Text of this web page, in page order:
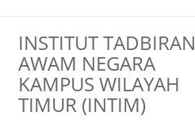
INSTITUT TADBIRAN
AWAM NEGARA
KAMPUS WILAYAH
TIMUR (INTIM)